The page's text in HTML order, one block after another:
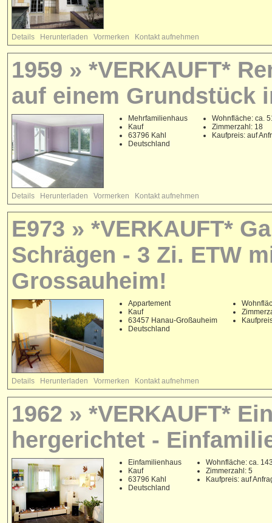
Details Herunterladen Vormerken Kontakt aufnehmen
1959 » *VERKAUFT*
auf einem Grundstück
Mehrfamilienhaus
Kauf
63796 Kahl
Deutschland
Wohnfläche: ca.
Zimmerzahl: 18
Kaufpreis: auf
Details Herunterladen Vormerken Kontakt aufnehmen
E973 » *VERKAUFT*
Schrägen - 3 Zi. ETW
Grossauheim!
Appartement
Kauf
63457 Hanau-Großauheim
Deutschland
Details Herunterladen Vormerken Kontakt aufnehmen
1962 » *VERKAUFT*
hergerichtet -
Einfamilienhaus
Kauf
63796 Kahl
Deutschland
Wohnfläche: ca.
Zimmerzahl: 5
Kaufpreis: auf